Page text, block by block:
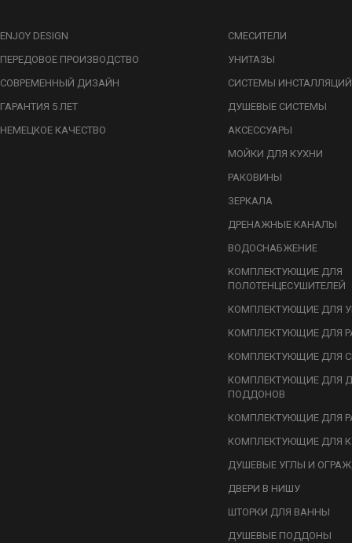
ENJOY DESIGN
ПЕРЕДОВОЕ ПРОИЗВОДСТВО
СОВРЕМЕННЫЙ ДИЗАЙН
ГАРАНТИЯ 5 ЛЕТ
НЕМЕЦКОЕ КАЧЕСТВО
СМЕСИТЕЛИ
УНИТАЗЫ
СИСТЕМЫ ИНСТАЛЛЯЦИЙ
ДУШЕВЫЕ СИСТЕМЫ
АКСЕССУАРЫ
МОЙКИ ДЛЯ КУХНИ
РАКОВИНЫ
ЗЕРКАЛА
ДРЕНАЖНЫЕ КАНАЛЫ
ВОДОСНАБЖЕНИЕ
КОМПЛЕКТУЮЩИЕ ДЛЯ
ПОЛОТЕНЦЕСУШИТЕЛЕЙ
КОМПЛЕКТУЮЩИЕ ДЛЯ
КОМПЛЕКТУЮЩИЕ ДЛЯ
КОМПЛЕКТУЮЩИЕ ДЛЯ
КОМПЛЕКТУЮЩИЕ ДЛЯ
ПОДДОНОВ
КОМПЛЕКТУЮЩИЕ ДЛЯ
КОМПЛЕКТУЮЩИЕ ДЛЯ
ДУШЕВЫЕ УГЛЫ И
ДВЕРИ В НИШУ
ШТОРКИ ДЛЯ ВАННЫ
ДУШЕВЫЕ ПОДДОНЫ